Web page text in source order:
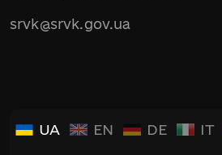
srvk@srvk.gov.ua
UA EN DE IT